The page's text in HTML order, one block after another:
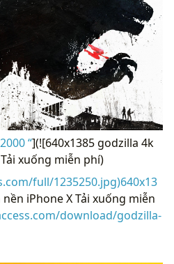
“](![640x1385 godzilla 4k
xuống miễn phí)
full/1235250.jpg)640x13
iPhone X Tải xuống miễn
download/godzilla-